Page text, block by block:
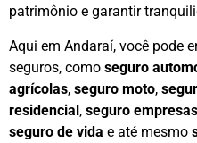
patrimônio e garantir
Aqui em Andaraí, você pode
seguros, como seguro
agrícolas, seguro moto,
residencial, seguro empresas
seguro de vida e até mesmo